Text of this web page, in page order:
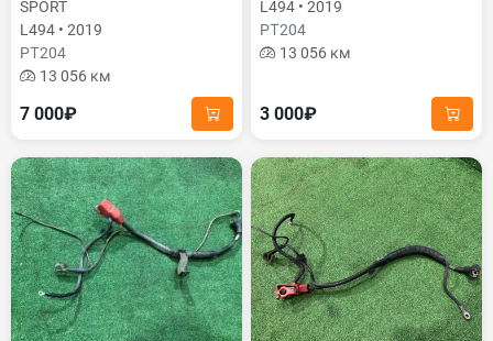
SPORT
L494 • 2019
PТ204
13 056 км
7 000₽
L494 • 2019
PТ204
13 056 км
3 000₽